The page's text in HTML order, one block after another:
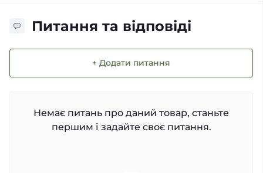
Питання та відповіді
+ Додати питання
Немає питань про даний товар, станьте
першим і задайте своє питання.